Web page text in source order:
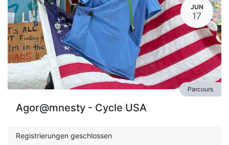
JUN
17
Agor@mnesty - Cycle USA
Parcours
Registrierungen geschlossen